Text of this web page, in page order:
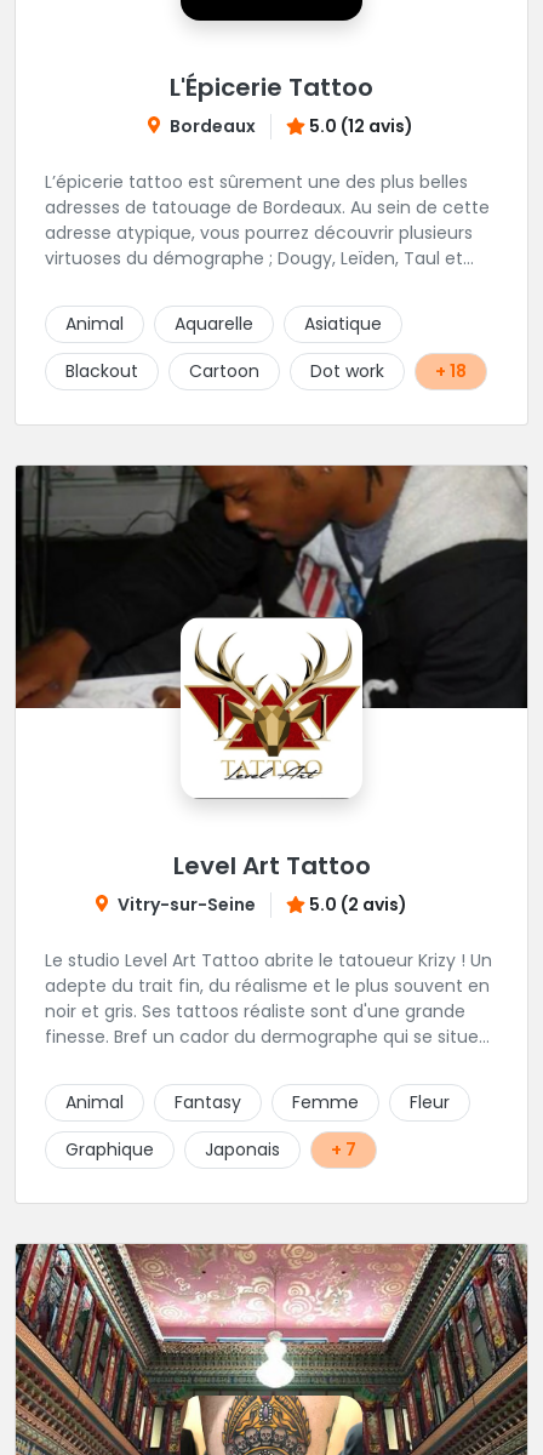
L'Épicerie Tattoo
Bordeaux 5.0 (12 avis)
L’épicerie tattoo est sûrement une des plus belles
adresses de tatouage de Bordeaux. Au sein de cette
adresse atypique, vous pourrez découvrir plusieurs
virtuoses du démographe ; Dougy, Leïden, Taul et
enfant et sympathique, vous pourrez demander
conseil pour votre tattoo. N'hésitez plus une seconde
pour rencontrer cette belle équipe !
Animal Aquarelle
Asiatique
Blackout
Cartoon Dot work + 18
Level Art Tattoo
Vitry-sur-Seine 5.0 (2 avis)
Le studio Level Art Tattoo abrite le tatoueur Krizy ! Un
adepte du trait fin, du réalisme et le plus souvent en
noir et gris. Ses tattoos réaliste sont d'une grande
finesse. Bref un cador du dermographe qui se situe
Animal
Fantasy Femme
Fleur
Graphique
Japonais + 7